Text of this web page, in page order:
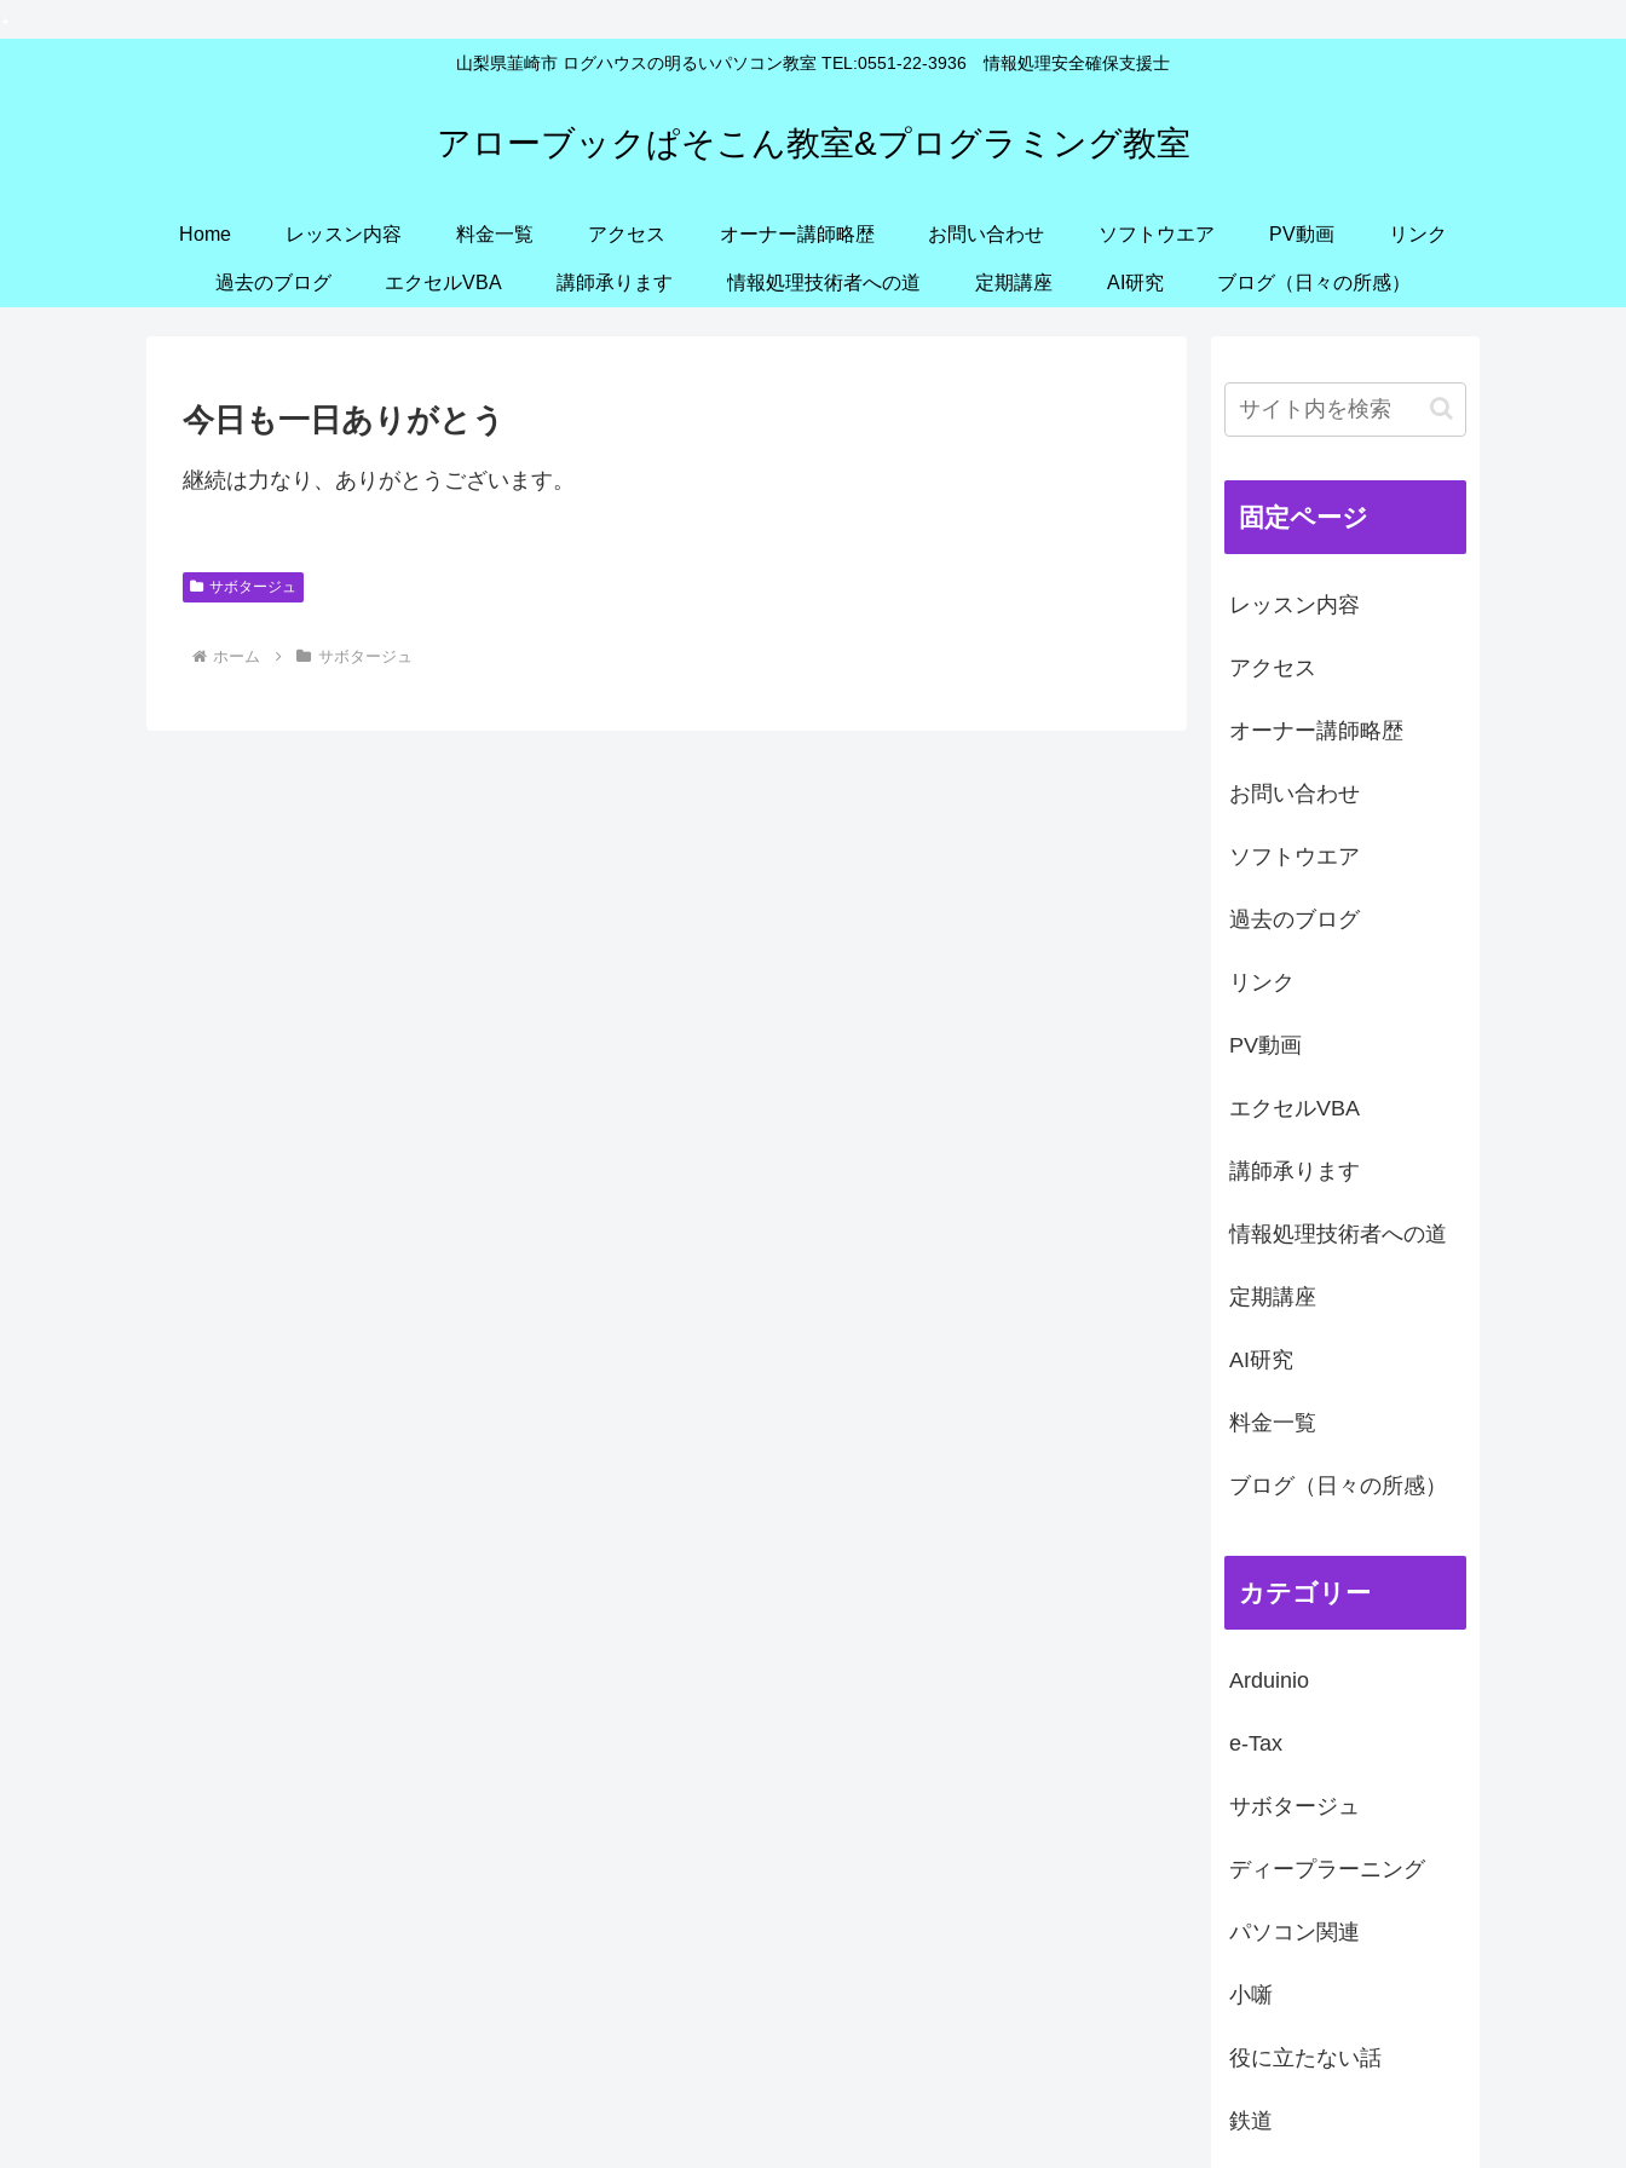
山梨県韮崎市 ログハウスの明るいパソコン教室 TEL:0551-22-3936 情報処理安全確保支援士
アローブックぱそこん教室&プログラミング教室
Home レッスン内容 料金一覧 アクセス オーナー講師略歴 お問い合わせ ソフトウエア PV動画 リンク
過去のブログ エクセルVBA 講師承ります 情報処理技術者への道 定期講座 AI研究 ブログ（日々の所感）
今日も一日ありがとう
継続は力なり、ありがとうございます。
サボタージュ
ホーム サボタージュ
固定ページ
レッスン内容
アクセス
オーナー講師略歴
お問い合わせ
ソフトウエア
過去のブログ
リンク
PV動画
エクセルVBA
講師承ります
情報処理技術者への道
定期講座
AI研究
料金一覧
ブログ（日々の所感）
カテゴリー
Arduinio
e-Tax
サボタージュ
ディープラーニング
パソコン関連
小噺
役に立たない話
鉄道